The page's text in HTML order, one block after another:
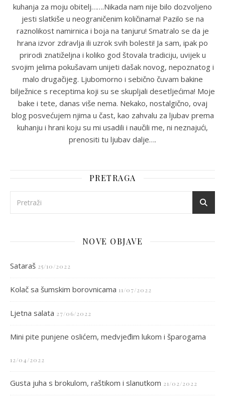
kuhanja za moju obitelj…….Nikada nam nije bilo dozvoljeno
jesti slatkiše u neograničenim količinama! Pazilo se na
raznolikost namirnica i boja na tanjuru! Smatralo se da je
hrana izvor zdravlja ili uzrok svih bolesti! Ja sam, ipak po
prirodi znatiželjna i koliko god štovala tradiciju, uvijek u
svojim jelima pokušavam unijeti dašak novog, nepoznatog i
malo drugačijeg. Ljubomorno i sebično čuvam bakine
bilježnice s receptima koji su se skupljali desetljećima! Moje
bake i tete, danas više nema. Nekako, nostalgično, ovaj
blog posvećujem njima u čast, kao zahvalu za ljubav prema
kuhanju i hrani koju su mi usadili i naučili me, ni neznajući,
prenositi tu ljubav dalje….
PRETRAGA
NOVE OBJAVE
Sataraš 25/10/2022
Kolač sa šumskim borovnicama 11/07/2022
Ljetna salata 27/06/2022
Mini pite punjene oslićem, medvjeđim lukom i šparogama
12/04/2022
Gusta juha s brokulom, raštikom i slanutkom 21/02/2022